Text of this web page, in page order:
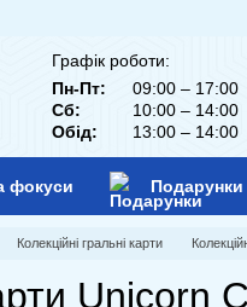
Графік роботи:
Пн-Пт:
09:00 – 17:00
Сб:
10:00 – 14:00
Обід:
13:00 – 14:00
фокуси Подарунки
Колекційні гральні карти
Unicorn